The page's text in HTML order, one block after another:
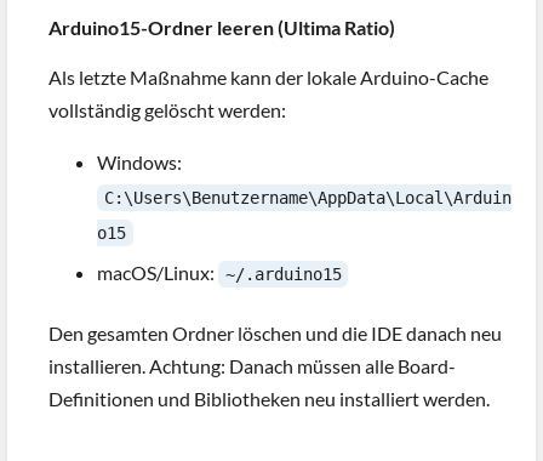
Arduino15-Ordner leeren (Ultima Ratio)
Als letzte Maßnahme kann der lokale Arduino-Cache
vollständig gelöscht werden:
Windows:
C:\Users\Benutzername\AppData\Local\Arduin
o15
macOS/Linux: ~/.arduino15
Den gesamten Ordner löschen und die IDE danach neu
installieren. Achtung: Danach müssen alle Board-
Definitionen und Bibliotheken neu installiert werden.